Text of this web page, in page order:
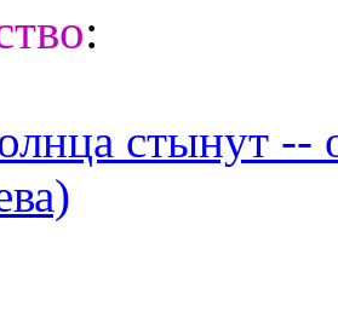
:
стынут